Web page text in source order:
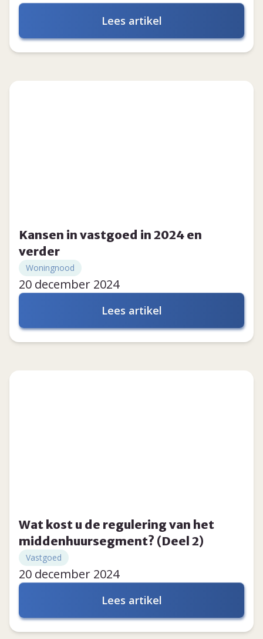
Lees artikel
Kansen in vastgoed in 2024 en
verder
Woningnood
20 december 2024
Lees artikel
Wat kost u de regulering van het
middenhuursegment? (Deel 2)
Vastgoed
20 december 2024
Lees artikel